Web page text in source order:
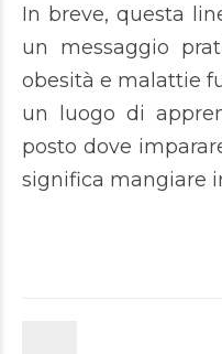
In breve, questa
un messaggio
obesità e malattie
un luogo di
posto dove
significa mangiare